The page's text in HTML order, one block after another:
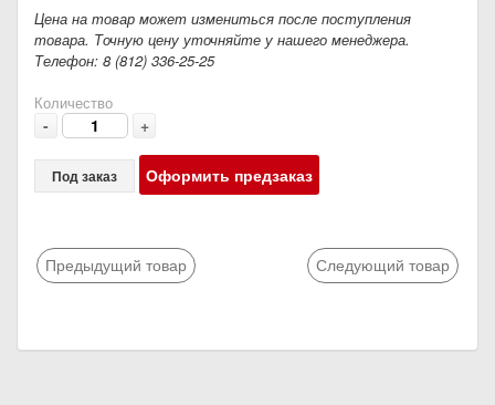
Цена на товар может измениться после поступления
товара. Точную цену уточняйте у нашего менеджера.
Телефон: 8 (812) 336-25-25
Количество
- +
Под заказ Оформить предзаказ
Предыдущий товар Следующий товар